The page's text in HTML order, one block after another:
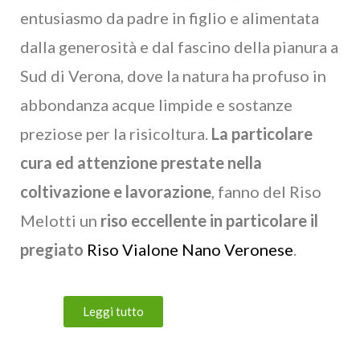
entusiasmo da padre in figlio e alimentata
dalla generosità e dal fascino della pianura a
Sud di Verona, dove la natura ha profuso in
abbondanza acque limpide e sostanze
preziose per la risicoltura. La particolare
cura ed attenzione prestate nella
coltivazione e lavorazione, fanno del Riso
Melotti un riso eccellente in particolare il
pregiato Riso Vialone Nano Veronese.
Leggi tutto